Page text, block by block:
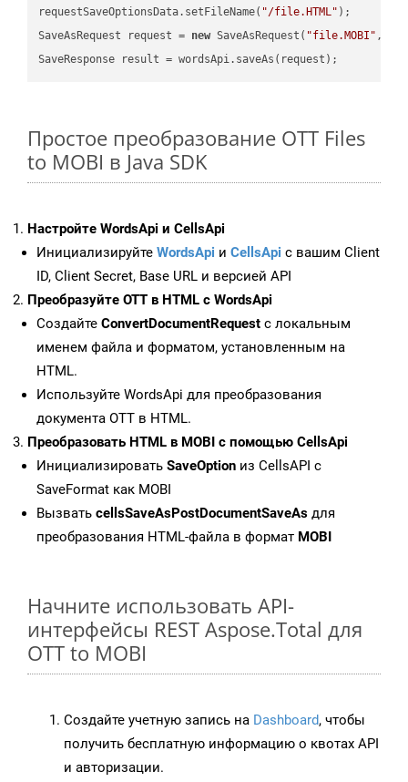
requestSaveOptionsData.setFileName( "/file.HTML" );
SaveAsRequest request = new SaveAsRequest( "file.MOBI"
Простое преобразование OTT Files
to MOBI в Java SDK
Настройте WordsApi и CellsApi
Инициализируйте WordsApi и CellsApi с вашим Client
ID, Client Secret, Base URL и версией API
Преобразуйте OTT в HTML с WordsApi
Создайте ConvertDocumentRequest с локальным
именем файла и форматом, установленным на
HTML.
Используйте WordsApi для преобразования
документа OTT в HTML.
Преобразовать HTML в MOBI с помощью CellsApi
Инициализировать SaveOption из CellsAPI с
SaveFormat как MOBI
Вызвать cellsSaveAsPostDocumentSaveAs для
преобразования HTML-файла в формат MOBI
Начните использовать API-
интерфейсы REST Aspose.Total для
OTT to MOBI
Создайте учетную запись на Dashboard, чтобы
получить бесплатную информацию о квотах API
и авторизации.